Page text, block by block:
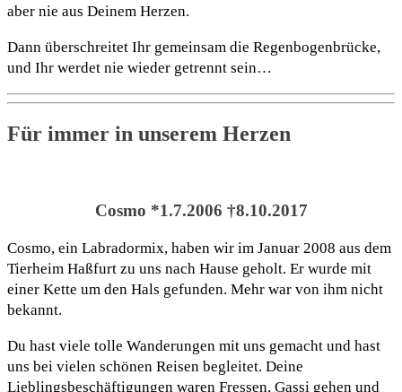
aber nie aus Deinem Herzen.
Dann überschreitet Ihr gemeinsam die Regenbogenbrücke,
und Ihr werdet nie wieder getrennt sein…
Für immer in unserem Herzen
Cosmo *1.7.2006 †8.10.2017
Cosmo, ein Labradormix, haben wir im Januar 2008 aus dem
Tierheim Haßfurt zu uns nach Hause geholt. Er wurde mit
einer Kette um den Hals gefunden. Mehr war von ihm nicht
bekannt.
Du hast viele tolle Wanderungen mit uns gemacht und hast
uns bei vielen schönen Reisen begleitet. Deine
Lieblingsbeschäftigungen waren Fressen, Gassi gehen und